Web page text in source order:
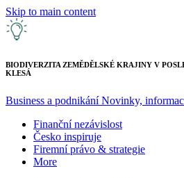
Skip to main content
BIODIVERZITA ZEMĚDĚLSKÉ KRAJINY V
KLESÁ
Business a podnikáníNovinky,
Finanční nezávislost
Česko inspiruje
Firemní právo & strategie
More